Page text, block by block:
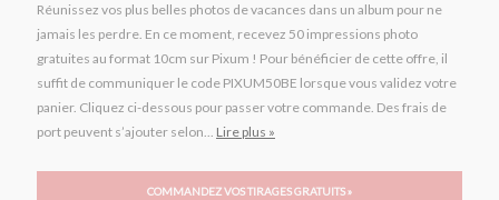
Réunissez vos plus belles photos de vacances dans un album pour ne
jamais les perdre. En ce moment, recevez 50 impressions photo
gratuites au format 10cm sur Pixum ! Pour bénéficier de cette offre, il
suffit de communiquer le code PIXUM50BE lorsque vous validez votre
panier. Cliquez ci-dessous pour passer votre commande. Des frais de
port peuvent s’ajouter selon... Lire plus »
COMMANDEZ VOS TIRAGES GRATUITS »